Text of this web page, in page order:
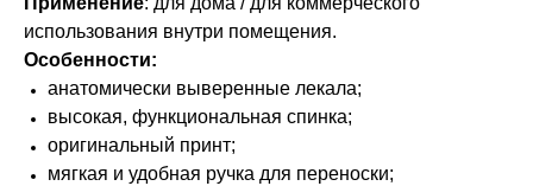
использования внутри помещения.
Особенности:
анатомически выверенные лекала;
высокая, функциональная спинка;
оригинальный принт;
мягкая и удобная ручка для переноски;